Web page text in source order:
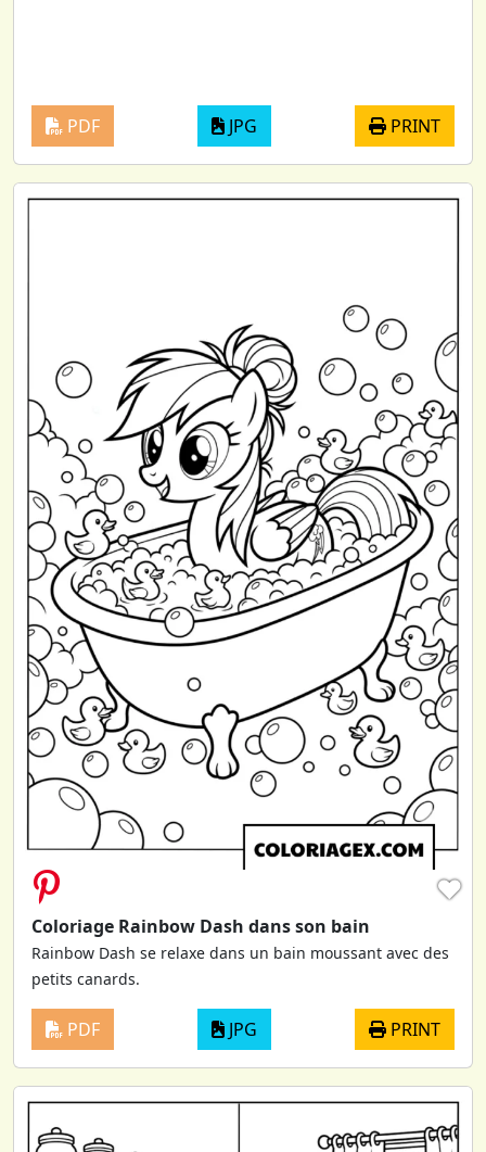
PDF JPG PRINT
♥
Coloriage Rainbow Dash dans son bain
Rainbow Dash se relaxe dans un bain moussant avec des
petits canards.
PDF JPG PRINT